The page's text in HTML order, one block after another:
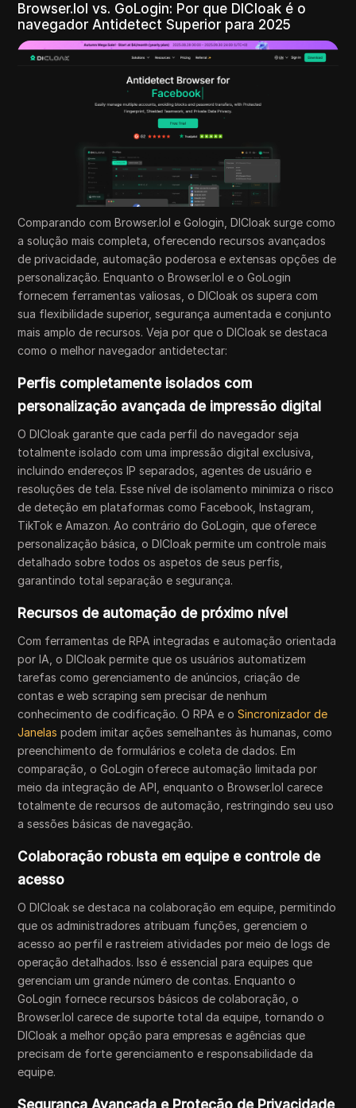
Browser.lol vs. GoLogin: Por que DICloak é o
navegador Antidetect Superior para 2025
Comparando com Browser.lol e Gologin, DICloak surge como
a solução mais completa, oferecendo recursos avançados
de privacidade, automação poderosa e extensas opções de
personalização. Enquanto o Browser.lol e o GoLogin
fornecem ferramentas valiosas, o DICloak os supera com
sua flexibilidade superior, segurança aumentada e conjunto
mais amplo de recursos. Veja por que o DICloak se destaca
como o melhor navegador antidetectar:
Perfis completamente isolados com
personalização avançada de impressão digital
O DICloak garante que cada perfil do navegador seja
totalmente isolado com uma impressão digital exclusiva,
incluindo endereços IP separados, agentes de usuário e
resoluções de tela. Esse nível de isolamento minimiza o risco
de deteção em plataformas como Facebook, Instagram,
TikTok e Amazon. Ao contrário do GoLogin, que oferece
personalização básica, o DICloak permite um controle mais
detalhado sobre todos os aspetos de seus perfis,
garantindo total separação e segurança.
Recursos de automação de próximo nível
Com ferramentas de RPA integradas e automação orientada
por IA, o DICloak permite que os usuários automatizem
tarefas como gerenciamento de anúncios, criação de
contas e web scraping sem precisar de nenhum
conhecimento de codificação. O RPA e oSincronizador de
Janelas podem imitar ações semelhantes às humanas, como
preenchimento de formulários e coleta de dados. Em
comparação, o GoLogin oferece automação limitada por
meio da integração de API, enquanto o Browser.lol carece
totalmente de recursos de automação, restringindo seu uso
a sessões básicas de navegação.
Colaboração robusta em equipe e controle de
acesso
O DICloak se destaca na colaboração em equipe, permitindo
que os administradores atribuam funções, gerenciem o
acesso ao perfil e rastreiem atividades por meio de logs de
operação detalhados. Isso é essencial para equipes que
gerenciam um grande número de contas. Enquanto o
GoLogin fornece recursos básicos de colaboração, o
Browser.lol carece de suporte total da equipe, tornando o
DICloak a melhor opção para empresas e agências que
precisam de forte gerenciamento e responsabilidade da
equipe.